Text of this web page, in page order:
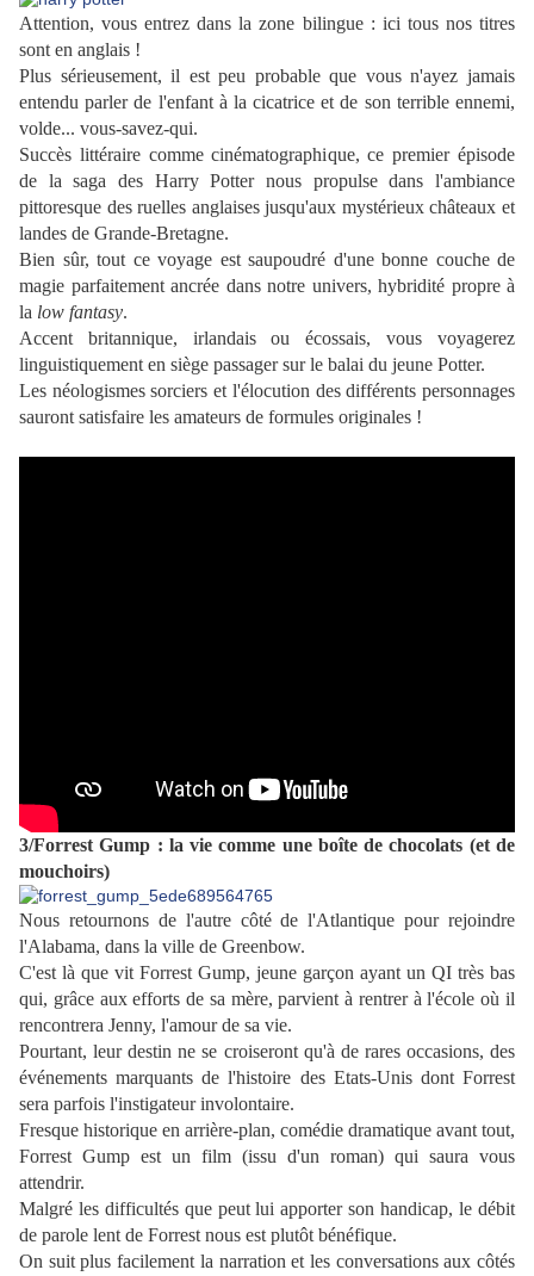
Attention, vous entrez dans la zone bilingue : ici tous nos titres
sont en anglais !
Plus sérieusement, il est peu probable que vous n'ayez jamais
entendu parler de l'enfant à la cicatrice et de son terrible ennemi,
volde... vous-savez-qui.
Succès littéraire comme cinématographique, ce premier épisode
de la saga des Harry Potter nous propulse dans l'ambiance
pittoresque des ruelles anglaises jusqu'aux mystérieux châteaux et
landes de Grande-Bretagne.
Bien sûr, tout ce voyage est saupoudré d'une bonne couche de
magie parfaitement ancrée dans notre univers, hybridité propre à
la low fantasy.
Accent britannique, irlandais ou écossais, vous voyagerez
linguistiquement en siège passager sur le balai du jeune Potter.
Les néologismes sorciers et l'élocution des différents personnages
sauront satisfaire les amateurs de formules originales !
3/Forrest Gump : la vie comme une boîte de chocolats (et de
mouchoirs)
Nous retournons de l'autre côté de l'Atlantique pour rejoindre
l'Alabama, dans la ville de Greenbow.
C'est là que vit Forrest Gump, jeune garçon ayant un QI très bas
qui, grâce aux efforts de sa mère, parvient à rentrer à l'école où il
rencontrera Jenny, l'amour de sa vie.
Pourtant, leur destin ne se croiseront qu'à de rares occasions, des
événements marquants de l'histoire des Etats-Unis dont Forrest
sera parfois l'instigateur involontaire.
Fresque historique en arrière-plan, comédie dramatique avant tout,
Forrest Gump est un film (issu d'un roman) qui saura vous
attendrir.
Malgré les difficultés que peut lui apporter son handicap, le débit
de parole lent de Forrest nous est plutôt bénéfique.
On suit plus facilement la narration et les conversations aux côtés